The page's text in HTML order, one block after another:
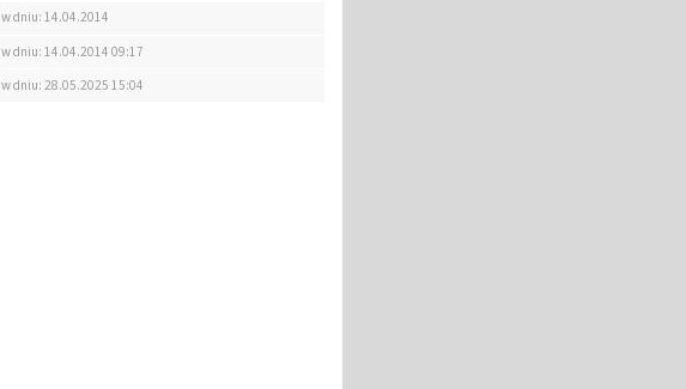
w dniu: 14.04.2014
w dniu: 14.04.2014 09:17
w dniu: 28.05.2025 15:04